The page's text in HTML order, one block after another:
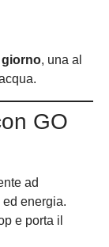
giorno, una al
GO
ad
energia.
e porta il